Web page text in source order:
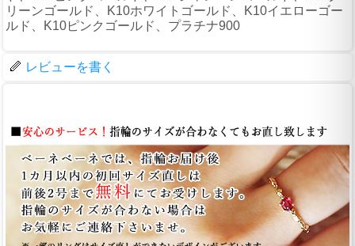
リーンゴールド、K10ホワイトゴールド、K10イエローゴー
ルド、K10ピンクゴールド、プラチナ900
レビューを書く